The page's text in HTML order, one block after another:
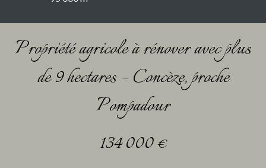
Propriété agricole à rénover avec plus
de 9 hectares – Concèze, proche
Pompadour
134 000€